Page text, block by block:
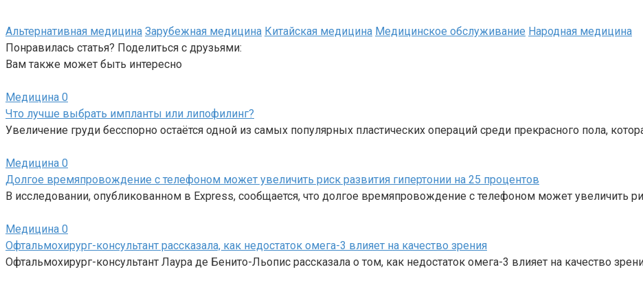
Альтернативная медицина Зарубежная медицина Китайская медицина Медицинское обслуживание Народная медицина
Понравилась статья? Поделиться с друзьями:
Вам также может быть интересно
Медицина 0
Что лучше выбрать импланты или липофилинг?
Увеличение груди бесспорно остаётся одной из самых популярных пластических операций среди прекрасного пола,
Медицина 0
Долгое времяпровождение с телефоном может увеличить риск развития гипертонии на 25 процентов
В исследовании, опубликованном в Express, сообщается, что долгое времяпровождение с телефоном может увеличить
Медицина 0
Офтальмохирург-консультант рассказала, как недостаток омега-3 влияет на качество зрения
Офтальмохирург-консультант Лаура де Бенито-Льопис рассказала о том, как недостаток омега-3 влияет на качество